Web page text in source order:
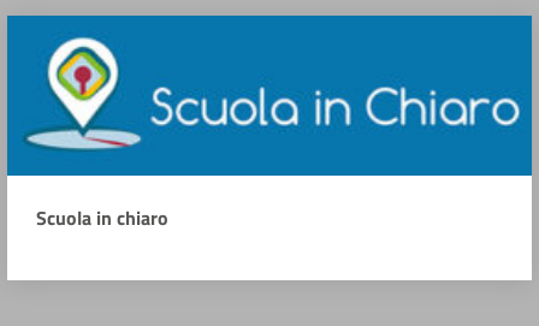
Scuola in chiaro